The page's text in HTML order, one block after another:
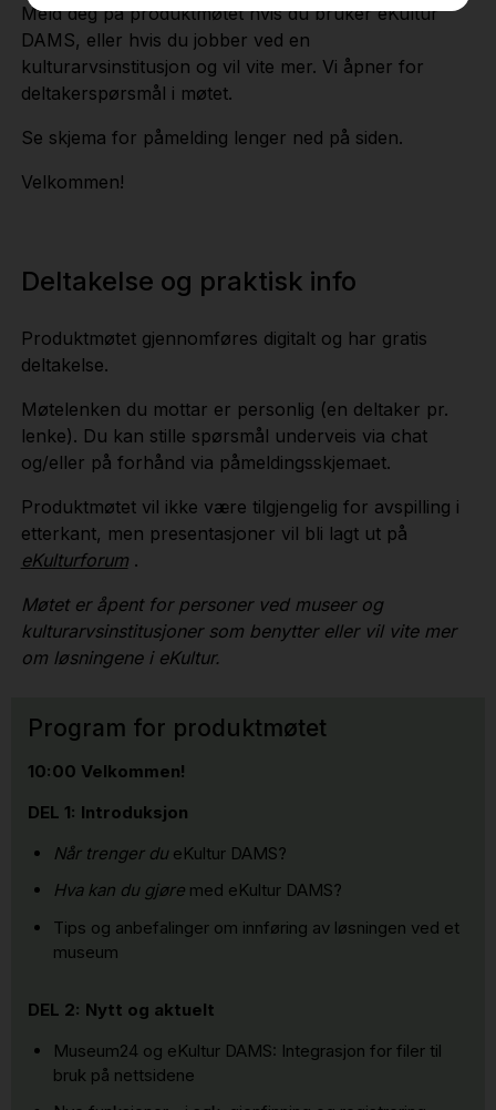
Meld deg på produktmøtet hvis du bruker eKultur
DAMS, eller hvis du jobber ved en
kulturarvsinstitusjon og vil vite mer. Vi åpner for
deltakerspørsmål i møtet.
Se skjema for påmelding lenger ned på siden.
Velkommen!
Deltakelse og praktisk info
Produktmøtet gjennomføres digitalt og har gratis
deltakelse.
Møtelenken du mottar er personlig (en deltaker pr.
lenke). Du kan stille spørsmål underveis via chat
og/eller på forhånd via påmeldingsskjemaet.
Produktmøtet vil ikke være tilgjengelig for avspilling i
etterkant, men presentasjoner vil bli lagt ut på
eKulturforum .
Møtet er åpent for personer ved museer og
kulturarvsinstitusjoner som benytter eller vil vite mer
om løsningene i eKultur.
Program for produktmøtet
10:00 Velkommen!
DEL 1: Introduksjon
Når trenger dueKultur DAMS?
Hva kan du gjøremed eKultur DAMS?
Tips og anbefalinger om innføring av løsningen ved et
museum
DEL 2: Nytt og aktuelt
Museum24 og eKultur DAMS: Integrasjon for filer til
bruk på nettsidene